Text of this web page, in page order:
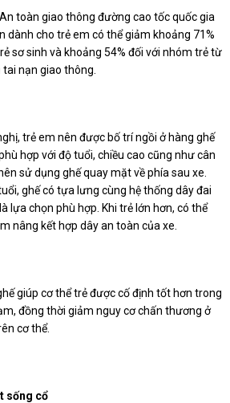
toàn giao thông đường cao tốc quốc gia
dành cho trẻ em có thể giảm khoảng 71%
sơ sinh và khoảng 54% đối với nhóm trẻ từ
nạn giao thông.
trẻ em nên được bố trí ngồi ở hàng ghế
hợp với độ tuổi, chiều cao cũng như cân
sử dụng ghế quay mặt về phía sau xe.
ghế có tựa lưng cùng hệ thống dây đai
lựa chọn phù hợp. Khi trẻ lớn hơn, có thể
nâng kết hợp dây an toàn của xe.
giúp cơ thể trẻ được cố định tốt hơn trong
đồng thời giảm nguy cơ chấn thương ở
cơ thể.
sống cổ